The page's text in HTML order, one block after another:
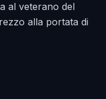
al veterano del
alla portata di